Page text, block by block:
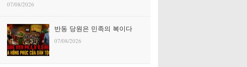
07/08/2026
반동 당원은 민족의 복이다
07/08/2026